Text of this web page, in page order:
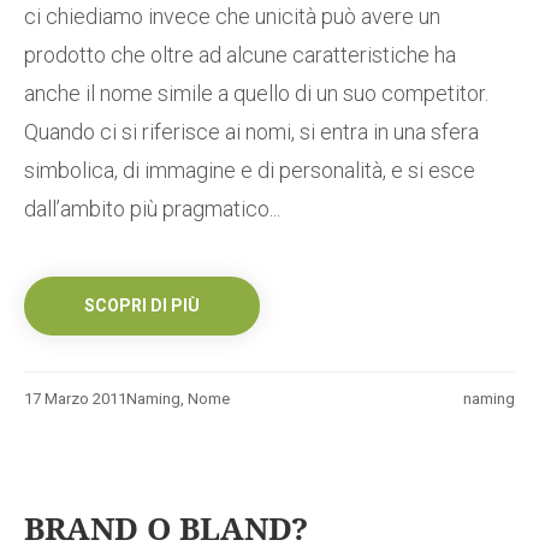
ci chiediamo invece che unicità può avere un
prodotto che oltre ad alcune caratteristiche ha
anche il nome simile a quello di un suo competitor.
Quando ci si riferisce ai nomi, si entra in una sfera
simbolica, di immagine e di personalità, e si esce
dall’ambito più pragmatico...
SCOPRI DI PIÙ
17 Marzo 2011 naming
Naming, Nome
BRAND O BLAND?